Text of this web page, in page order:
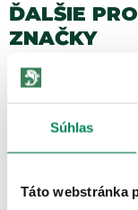
Súhlas
Táto webstránka
ĎALŠIE
ZNAČKY